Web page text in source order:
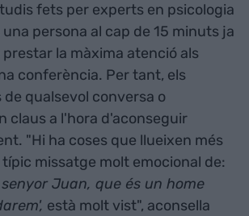
fets per experts en psicologia
persona al cap de 15 minuts ja
prestar la màxima atenció als
conferència. Per tant, els
qualsevol conversa o
claus a l'hora d'aconseguir
"Hi ha coses que llueixen més
missatge molt emocional de:
Juan, que és un home
està molt vist", aconsella